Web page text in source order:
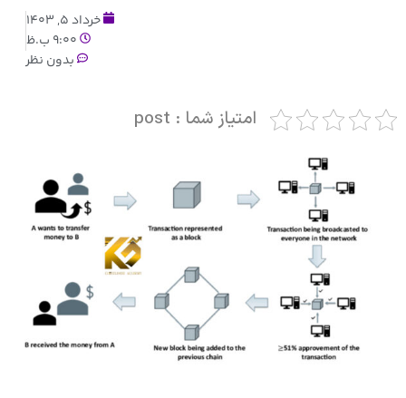
خرداد 5, 1403
9:00 ب.ظ
بدون نظر
امتیاز شما : post